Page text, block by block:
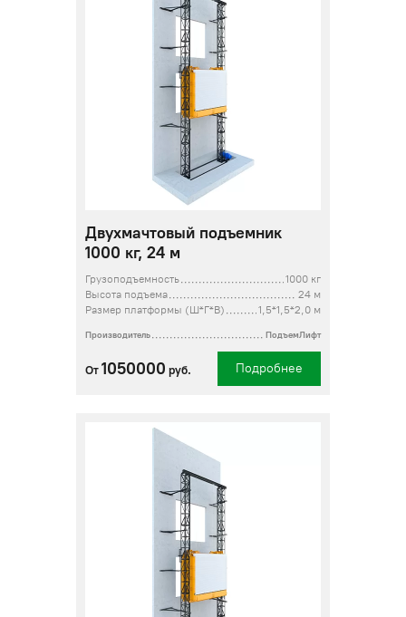
Двухмачтовый подъемник
1000 кг, 24 м
Грузоподъемность
1000 кг
Высота подъема
24 м
Размер платформы (Ш*Г*В)
1,5*1,5*2,0 м
Производитель ПодъемЛифт
От 1050000 руб. Подробнее